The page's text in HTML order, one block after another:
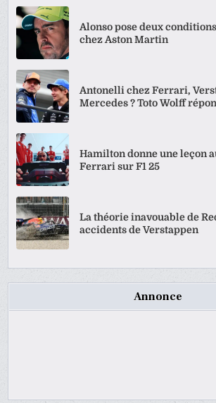
Alonso pose deux
chez Aston Martin
Antonelli chez Ferrari,
Mercedes ? Toto Wolff
Hamilton donne une leçon
Ferrari sur F1 25
La théorie inavouable de
accidents de Verstappen
Annonce